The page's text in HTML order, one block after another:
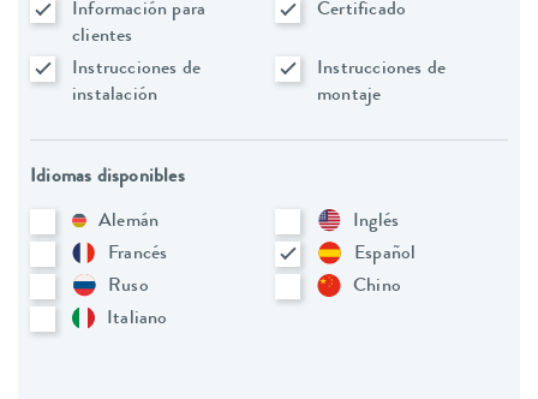
Información para
clientes
Certificado
Instrucciones de
instalación
Instrucciones de
montaje
Idiomas disponibles
Alemán
Inglés
Francés
Español
Ruso
Chino
Italiano